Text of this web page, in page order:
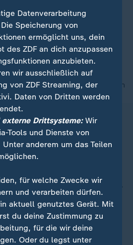
und Abschied“, sagte
bei der zentralen
Gesellschaft zum
nach oben
Datenverarbeitung
Speicherung von
ermöglicht uns, dein
des ZDF an dich anzupassen
anzubieten.
wir ausschließlich auf
von ZDF Streaming, der
Daten von Dritten werden
externe Drittsysteme:Wir
Tools und Dienste von
anderem um das Teilen
für welche Zwecke wir
und verarbeiten dürfen.
aktuell genutztes Gerät. Mit
du deine Zustimmung zu
für die wir deine
Oder du legst unter